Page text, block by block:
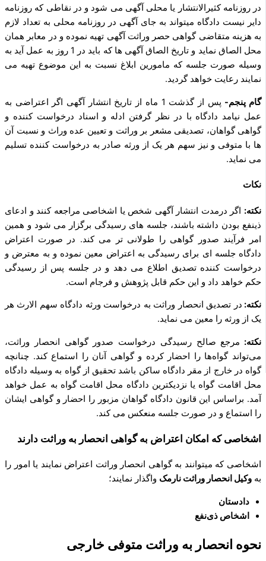
در روزنامه کثیرالانتشار یا محلی آگهی می‌ شود و در نقاطی که روزنامه
دایر نیست دادگاه میتواند به جای ‌آگهی در روزنامه محلی به تعداد لازم
به هزینه متقاضی گواهی حصر وراثت آگهی تهیه نموده و در معابر همان
محل الصاق نماید و تاریخ الصاق آگهی‌ ها که باید در 1 روز به عمل آید به
وسیله‌ صورت جلسه که مامورین ابلاغ نسبت به این موضوع تهیه‌ می‌
نمایند رعایت خواهد گردید.
گام پنجم-
پس از گذشت 1 ماه از تاریخ انتشار آگهی اگر اعتراضی به
عمل نیامد دادگاه با در نظر گرفتن ادله و اسناد درخواست کننده و
گواهی گواهان، تصدیقی مشعر بر وراثت و تعیین عده وراث و نسبت آن
ها با متوفی و نیز سهم هر یک از ورثه صادر به درخواست کننده تسلیم
می‌ نماید.
نکات
نکته: اگر درمدت انتشار آگهی شخص یا اشخاصی مراجعه کنند و ادعای
ذی­نفع بودن داشته باشند، جلسه ­های رسیدگی برگزار می‌ شود و همین
امر فرآیند صدور گواهی را طولانی‌ تر می‌ کند. در صورت اعتراض
دادگاه جلسه‌ ای برای رسیدگی به اعتراض معین‌ نموده و به معترض و
درخواست ‌کننده تصدیق اطلاع می‌ دهد و در جلسه پس از رسیدگی
حکم خواهد داد و این حکم قابل پژوهش و فرجام است‌.
نکته: در تصدیق انحصار وراثت به درخواست ورثه دادگاه‌ سهم ­الارث هر
یک از ورثه را معین می‌ نماید.
نکته: مرجع صالح رسیدگی درخواست صدور گواهی انحصار وراثت،
می‌تواند گواه‌ها را احضار کرده و گواهی آنان را استماع کند. چنانچه
گواه در خارج از مقر دادگاه ساکن باشد تحقیق از گواه به ‌وسیله دادگاه
محل اقامت گواه یا نزدیکترین دادگاه محل اقامت گواه به عمل خواهد
آمد. براساس این قانون دادگاه گواهان مزبور را احضار و گواهی ایشان
را استماع و در صورت جلسه منعکس می‌ کند.
اشخاصی که امکان اعتراض به گواهی انحصار به وراثت دارند
اشخاصی که میتوانند به گواهی انحصار وراثت اعتراض نمایند یا امور را
به وکیل انحصار وراثت نارمک واگذار نمایند؛
دادستان
اشخاص ذی‌نفع
نحوه انحصار به وراثت متوفی خارجی